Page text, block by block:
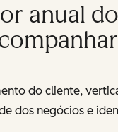
anual
do cliente,
dos negócios e